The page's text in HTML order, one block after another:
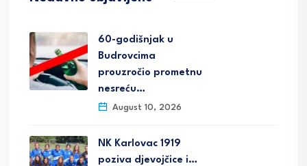
60-godišnjak u
Budrovcima
prouzročio prometnu
nesreću…
August 10, 2026
NK Karlovac 1919
poziva djevojčice i…